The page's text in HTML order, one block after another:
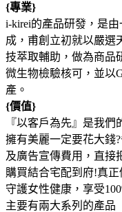
{專業}
i-kirei的產品研發，是
成，甫創立初就以嚴選
技萃取輔助，做為商品
微生物檢驗核可，並以
產。
{價值}
『以客戶為先』是我
擁有美麗一定要花大錢
及廣告宣傳費用，直接
購買結合宅配到府!真
守護女性健康，享受
主要有兩大系列的產品